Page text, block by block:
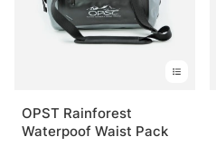
OPST Rainforest
Waterpoof Waist Pack